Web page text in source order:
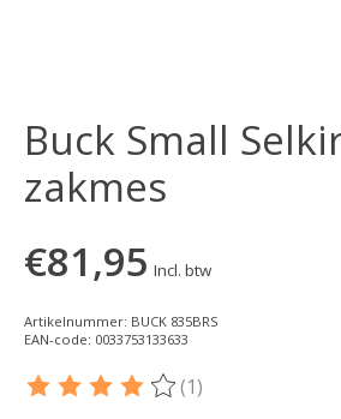
Buck Small
zakmes
€81,95 Incl. btw
Artikelnummer: BUCK 835BRS
EAN-code: 0033753133633
De beoordeling van dit product is
(1)